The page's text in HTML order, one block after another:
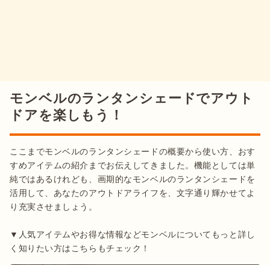
モンベルのランタンシェードでアウト
ドアを楽しもう！
ここまでモンベルのランタンシェードの概要から使い方、おす
すめアイテムの紹介までお伝えしてきました。機能としては単
純ではあるけれども、画期的なモンベルのランタンシェードを
活用して、あなたのアウトドアライフを、文字通り輝かせてよ
り充実させましょう。
▼人気アイテムやお得な情報などモンベルについてもっと詳し
く知りたい方はこちらもチェック！